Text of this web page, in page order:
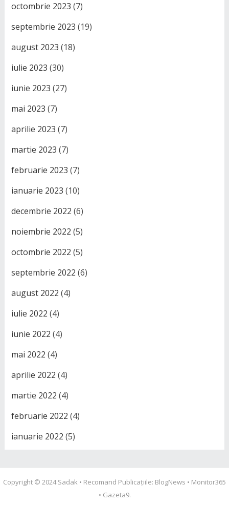
octombrie 2023 (7)
septembrie 2023 (19)
august 2023 (18)
iulie 2023 (30)
iunie 2023 (27)
mai 2023 (7)
aprilie 2023 (7)
martie 2023 (7)
februarie 2023 (7)
ianuarie 2023 (10)
decembrie 2022 (6)
noiembrie 2022 (5)
octombrie 2022 (5)
septembrie 2022 (6)
august 2022 (4)
iulie 2022 (4)
iunie 2022 (4)
mai 2022 (4)
aprilie 2022 (4)
martie 2022 (4)
februarie 2022 (4)
ianuarie 2022 (5)
Copyright © 2024Sadak • Recomand Publicațiile: BlogNews • Monitor365
• Gazeta9.